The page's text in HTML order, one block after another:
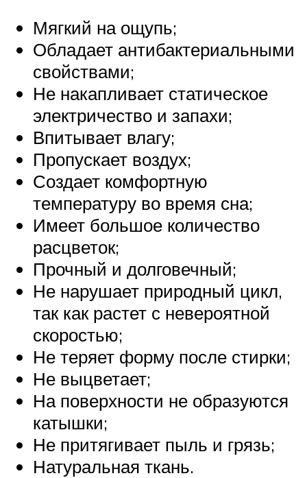
Мягкий на ощупь;
Обладает антибактериальными
свойствами;
Не накапливает статическое
электричество и запахи;
Впитывает влагу;
Пропускает воздух;
Создает комфортную
температуру во время сна;
Имеет большое количество
расцветок;
Прочный и долговечный;
Не нарушает природный цикл,
так как растет с невероятной
скоростью;
Не теряет форму после стирки;
Не выцветает;
На поверхности не образуются
катышки;
Не притягивает пыль и грязь;
Натуральная ткань.